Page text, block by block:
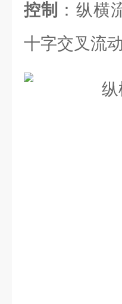
控制
：纵横
十字交叉流